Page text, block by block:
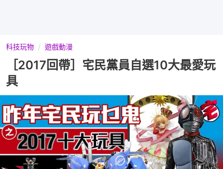
科技玩物 遊戲動漫
［2017回帶］宅民黨員自選10大最愛玩
具